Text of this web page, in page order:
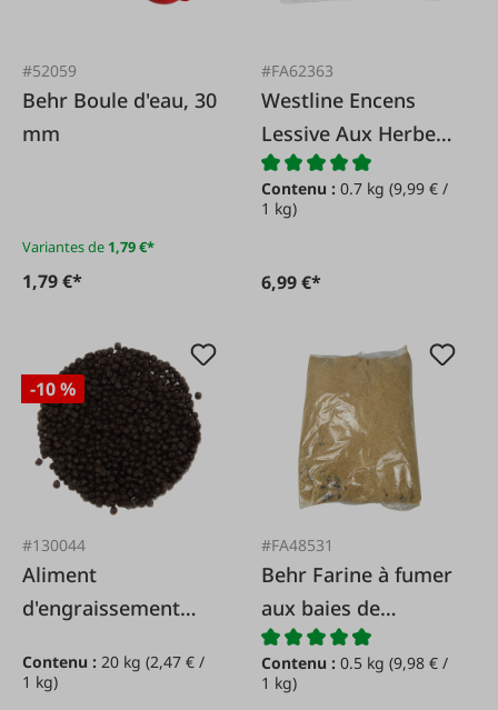
#52059
Behr Boule d'eau, 30
mm
Variantes de 1,79 €*
1,79 €*
#FA62363
Westline Encens
Lessive Aux Herbes
de Provence
Contenu :0.7 kg(9,99 € /
1 kg)
6,99 €*
-10 %
#130044
Aliment
d'engraissement
flottant
Contenu : 20 kg (2,47 € /
1 kg)
#FA48531
Behr Farine à fumer
aux baies de
genièvre 500 g.
Contenu :0.5 kg(9,98 € /
1 kg)